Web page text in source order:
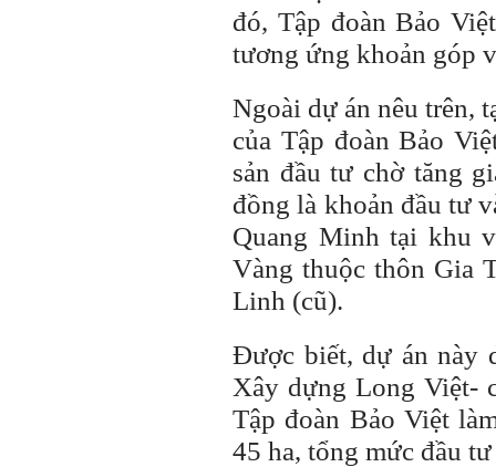
đó, Tập đoàn Bảo
tương ứng khoản góp
Ngoài dự án nêu trên,
của Tập đoàn Bảo
sản đầu tư chờ tăng
đồng là khoản đầu tư
Quang Minh tại khu
Vàng thuộc thôn Gia
Linh (cũ).
Được biết, dự án này
Xây dựng Long Việt-
Tập đoàn Bảo Việt
45 ha, tổng mức đầu